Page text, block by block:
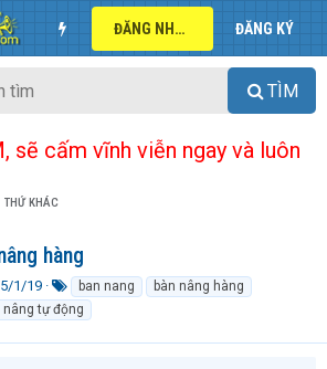
ĐĂNG NHẬP ĐĂNG KÝ
TÌM
sẽ cấm vĩnh viễn ngay và luôn
THỨ KHÁC
hàng
1/19
ừ
k
h
ban nang
bàn nâng hàng
nâng tự động